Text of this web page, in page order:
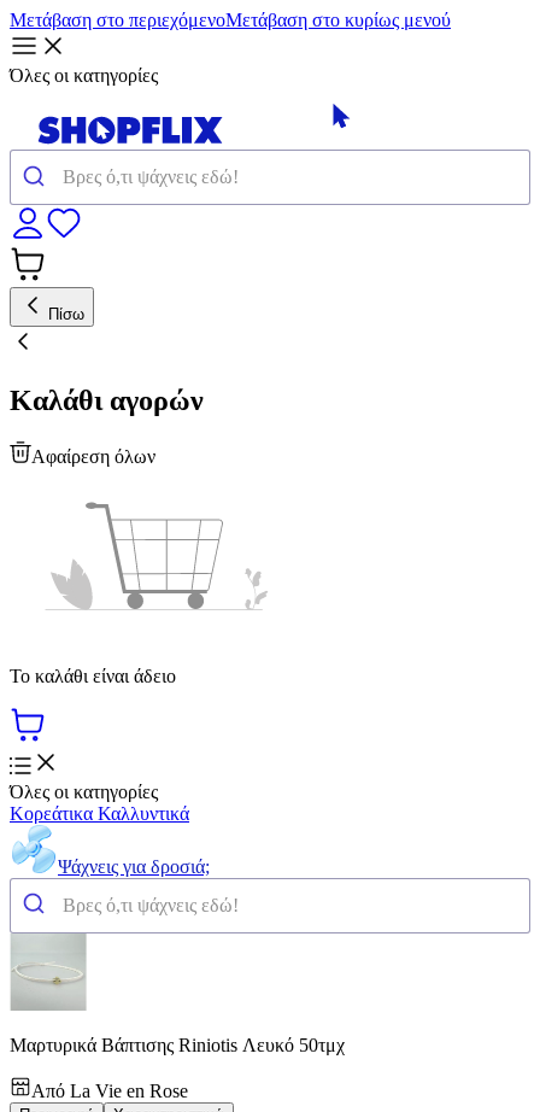
Μετάβαση στο περιεχόμενοΜετάβαση στο κυρίως μενού
Όλες οι κατηγορίες
Πίσω
Καλάθι αγορών
Αφαίρεση όλων
Το καλάθι είναι άδειο
Όλες οι κατηγορίες
Κορεάτικα Καλλυντικά
Ψάχνεις για δροσιά;
Μαρτυρικά Βάπτισης Riniotis Λευκό 50τμχ
Από La Vie en Rose